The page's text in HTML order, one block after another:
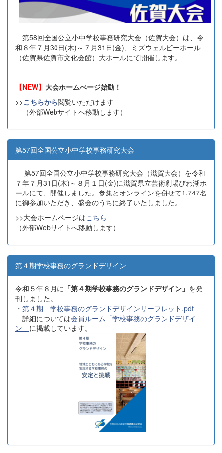
第58回全国公立小中学校事務研究大会（佐賀大会）は、令
和８年７月30日(木)～７月31日(金)、ミズウェルビーホール
（佐賀県佐賀市文化会館）大ホールにて開催します。
【NEW】 大会ホームぺージ始動！
>>こちらから閲覧いただけます
（外部Webサイトへ移動します）
第57回全国公立小中学校事務研究大会
第57回全国公立小中学校事務研究大会（滋賀大会）を令和
７年７月31日(木)～８月１日(金)に滋賀県立芸術劇場びわ湖ホ
ールにて、開催しました。参集とオンラインを併せて1,747名
に御参加いただき、盛会のうちに終了いたしました。
>>大会ホームページはこちら
（外部Webサイトへ移動します）
第４期学校事務のグランドデザイン
令和５年８月に 「第４期学校事務のグランドデザイン」 を発
刊しました。
・ 第４期 学校事務のグランドデザインリーフレット.pdf
詳細については会員ルーム「学校事務のグランドデザイ
ン」 に掲載しています。